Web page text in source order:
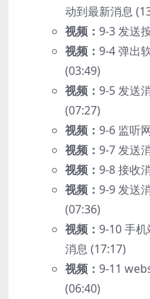
动到最新消息
视频： 9-3 发送
视频： 9-4 弹出
(03:49)
视频： 9-5 发送
(07:27)
视频： 9-6 监听
视频： 9-7 发送
视频： 9-8 接收
视频： 9-9 发送
(07:36)
视频： 9-10 手
消息 (17:17)
视频： 9-11
(06:40)